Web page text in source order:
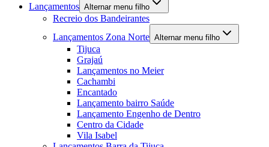
Lançamentos Alternar menu filho
Recreio dos Bandeirantes
Lançamentos Zona Norte Alternar menu filho
Tijuca
Grajaú
Lançamentos no Meier
Cachambi
Encantado
Lançamento bairro Saúde
Lançamento Engenho de Dentro
Centro da Cidade
Vila Isabel